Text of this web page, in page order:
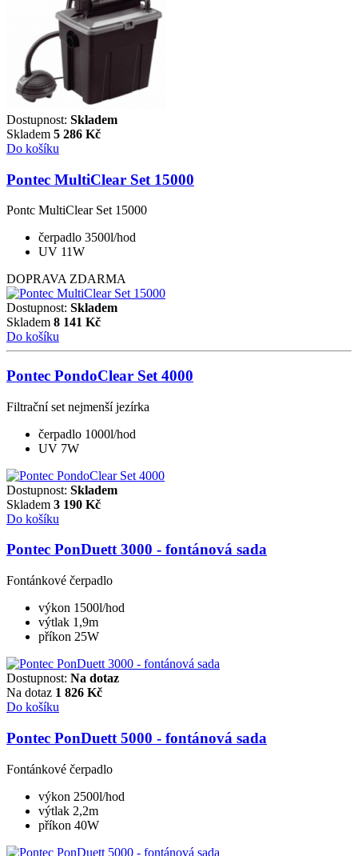
Dostupnost: Skladem
Skladem 5 286 Kč
Do košíku
Pontec MultiClear Set 15000
Pontc MultiClear Set 15000
čerpadlo 3500l/hod
UV 11W
DOPRAVA ZDARMA
Dostupnost: Skladem
Skladem 8 141 Kč
Do košíku
Pontec PondoClear Set 4000
Filtrační set nejmenší jezírka
čerpadlo 1000l/hod
UV 7W
Dostupnost: Skladem
Skladem 3 190 Kč
Do košíku
Pontec PonDuett 3000 - fontánová sada
Fontánkové čerpadlo
výkon 1500l/hod
výtlak 1,9m
příkon 25W
Dostupnost: Na dotaz
Na dotaz 1 826 Kč
Do košíku
Pontec PonDuett 5000 - fontánová sada
Fontánkové čerpadlo
výkon 2500l/hod
výtlak 2,2m
příkon 40W